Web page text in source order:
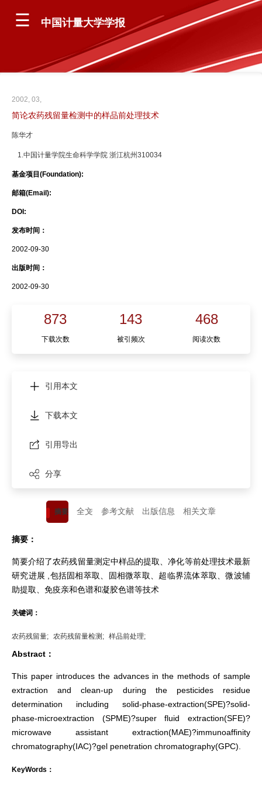
中国计量大学学报
2002, 03,
简论农药残留量检测中的样品前处理技术
陈华才
1.中国计量学院生命科学学院 浙江杭州310034
基金项目(Foundation):
邮箱(Email):
DOI:
发布时间：
2002-09-30
出版时间：
2002-09-30
873 143 468
下载次数 被引频次 阅读次数
引用本文
下载本文
引用导出
分享
摘要 全文 参考文献 出版信息 相关文章
摘要：
简要介绍了农药残留量测定中样品的提取、净化等前处理技术最新
研究进展 ,包括固相萃取、固相微萃取、超临界流体萃取、微波辅
助提取、免疫亲和色谱和凝胶色谱等技术
关键词：
农药残留量; 农药残留量检测; 样品前处理;
Abstract：
This paper introduces the advances in the methods of sample
extraction and clean-up during the pesticides residue
determination including solid-phase-extraction(SPE)?solid-
phase-microextraction (SPME)?super fluid extraction(SFE)?
microwave assistant extraction(MAE)?immunoaffinity
chromatography(IAC)?gel penetration chromatography(GPC).
KeyWords：